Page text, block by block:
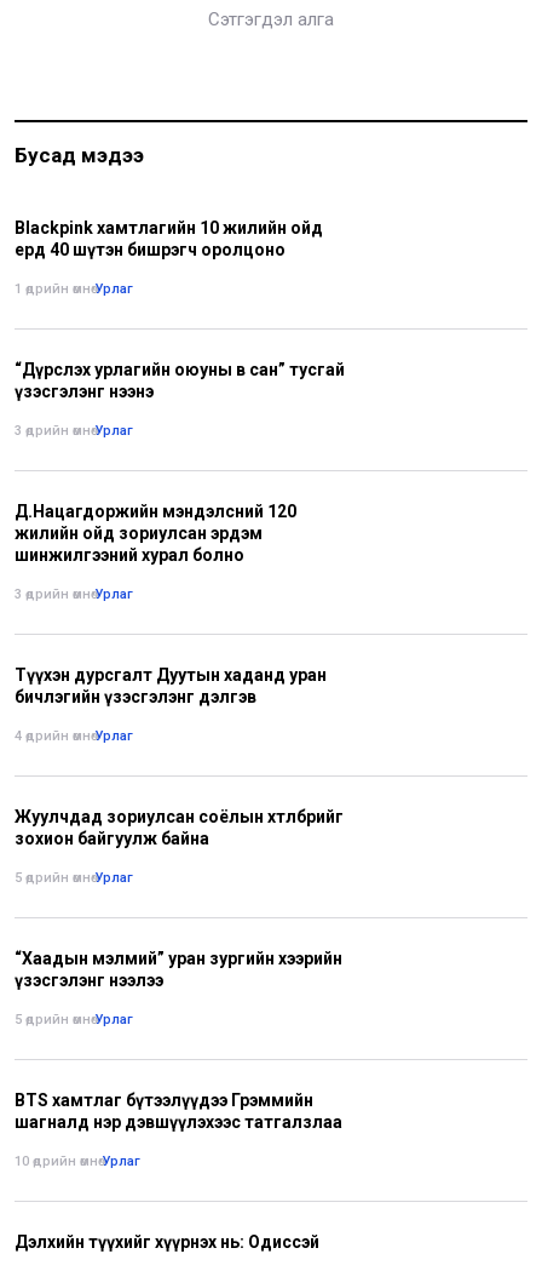
Сэтгэгдэл алга
Бусад мэдээ
Blackpink хамтлагийн 10 жилийн ойд
ердөө 40 шүтэн бишрэгч оролцоно
1 өдрийн өмнө•Урлаг
“Дүрслэх урлагийн оюуны өв сан” тусгай
үзэсгэлэнг нээнэ
3 өдрийн өмнө•Урлаг
Д.Нацагдоржийн мэндэлсний 120
жилийн ойд зориулсан эрдэм
шинжилгээний хурал болно
3 өдрийн өмнө•Урлаг
Түүхэн дурсгалт Дуутын хаданд уран
бичлэгийн үзэсгэлэнг дэлгэв
4 өдрийн өмнө•Урлаг
Жуулчдад зориулсан соёлын хөтөлбөрийг
зохион байгуулж байна
5 өдрийн өмнө•Урлаг
“Хаадын мэлмий” уран зургийн хээрийн
үзэсгэлэнг нээлээ
5 өдрийн өмнө•Урлаг
BTS хамтлаг бүтээлүүдээ Грэммийн
шагналд нэр дэвшүүлэхээс татгалзлаа
10 өдрийн өмнө•Урлаг
Дэлхийн түүхийг хүүрнэх нь: Одиссэй